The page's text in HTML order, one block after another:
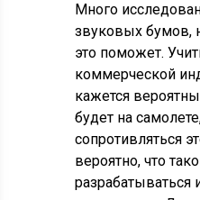
Много
звуковых бумов,
это поможет.
коммерческой
кажется
будет на
сопротивляться
вероятно, что
разрабатываться